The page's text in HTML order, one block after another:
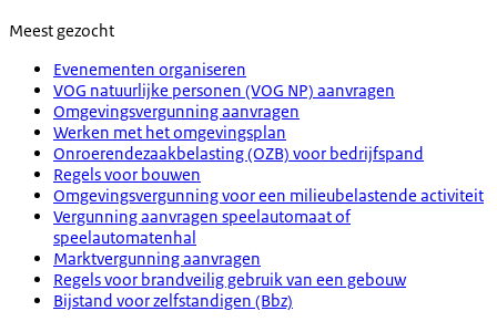
Meest gezocht
Evenementen organiseren
VOG natuurlijke personen (VOG NP) aanvragen
Omgevingsvergunning aanvragen
Werken met het omgevingsplan
Onroerendezaakbelasting (OZB) voor bedrijfspand
Regels voor bouwen
Omgevingsvergunning voor een milieubelastende activiteit
Vergunning aanvragen speelautomaat of
speelautomatenhal
Marktvergunning aanvragen
Regels voor brandveilig gebruik van een gebouw
Bijstand voor zelfstandigen (Bbz)